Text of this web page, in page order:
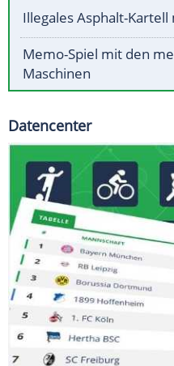
Illegales Asphalt-
Memo-Spiel mit den
Maschinen
Datencenter